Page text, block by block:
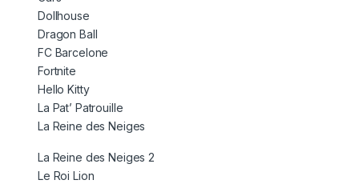
Dollhouse
Dragon Ball
FC Barcelone
Fortnite
Hello Kitty
La Pat’ Patrouille
La Reine des Neiges
La Reine des Neiges 2
Le Roi Lion